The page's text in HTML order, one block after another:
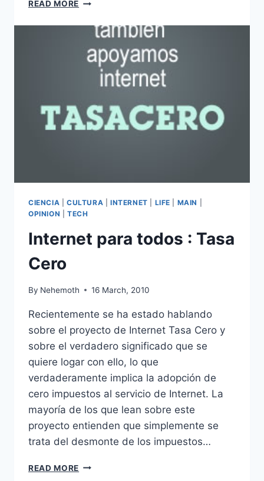
READ MORE
EL
SERVICIO
DE
TAXI
TRADICIONAL
QUE
UBER
CIENCIA CULTURA INTERNET LIFE MAIN
OPINION
TECH
Internet para todos : Tasa
Cero
By Nehemoth 16 March, 2010
Recientemente se ha estado hablando
sobre el proyecto de Internet Tasa Cero y
sobre el verdadero significado que se
quiere logar con ello, lo que
verdaderamente implica la adopción de
cero impuestos al servicio de Internet. La
mayoría de los que lean sobre este
proyecto entienden que simplemente se
trata del desmonte de los impuestos…
READ MORE INTERNET